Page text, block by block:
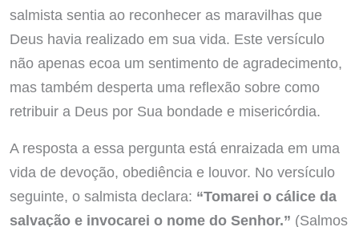
salmista sentia ao reconhecer as maravilhas que
Deus havia realizado em sua vida. Este versículo
não apenas ecoa um sentimento de agradecimento,
mas também desperta uma reflexão sobre como
retribuir a Deus por Sua bondade e misericórdia.
A resposta a essa pergunta está enraizada em uma
vida de devoção, obediência e louvor. No versículo
seguinte, o salmista declara: “Tomarei o cálice da
salvação e invocarei o nome do Senhor.” (Salmos